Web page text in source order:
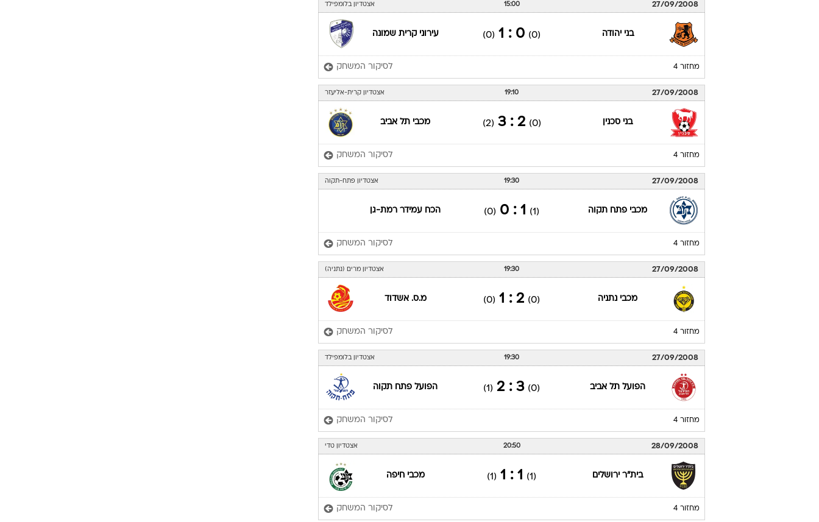
27/09/2008
15:00 אצטדיון בלומפילד
בני יהודה (0)
0 : 1
(0) עירוני קרית שמונה
מחזור 4 לסיקור המשחק
27/09/2008
19:10 אצטדיון קרית-אליעזר
בני סכנין (0)
2 : 3
(2) מכבי תל אביב
מחזור 4 לסיקור המשחק
27/09/2008
19:30 אצטדיון פתח-תקוה
מכבי פתח תקוה (1)
1 : 0
(0) הכח עמידר רמת-גן
מחזור 4 לסיקור המשחק
27/09/2008
19:30 אצטדיון מרים (נתניה)
מכבי נתניה (0)
2 : 1
(0) מ.ס. אשדוד
מחזור 4 לסיקור המשחק
27/09/2008
19:30 אצטדיון בלומפילד
הפועל תל אביב (0)
3 : 2
(1) הפועל פתח תקוה
מחזור 4 לסיקור המשחק
28/09/2008
20:50 אצטדיון טדי
בית"ר ירושלים (1)
1 : 1
(1) מכבי חיפה
מחזור 4 לסיקור המשחק